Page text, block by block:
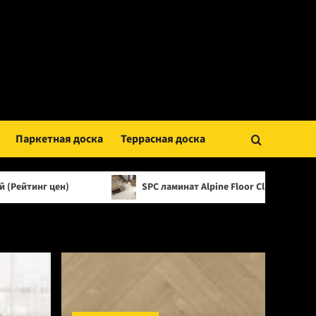
Паркетная доска Террасная доска
SPC ламинат Alpine Floor Classic Light 34 класс, 3.5 мм